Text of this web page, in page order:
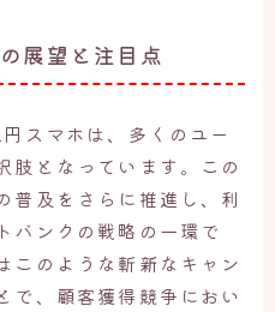
展望と注目点
スマホは、多くのユー
肢となっています。この
普及をさらに推進し、利
バンクの戦略の一環で
このような斬新なキャン
で、顧客獲得競争におい